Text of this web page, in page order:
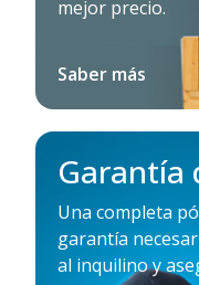
mejor precio.
Saber más
Garantía
Una completa
garantía
al inquilino y